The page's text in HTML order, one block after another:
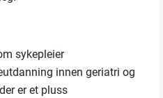
sykepleier
innen geriatri og
er et pluss